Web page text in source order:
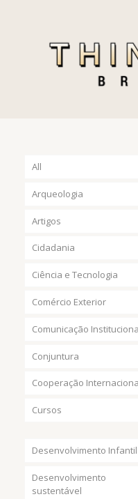
All
Arqueologia
Artigos
Cidadania
Ciência e Tecnologia
Comércio Exterior
Comunicação
Conjuntura
Cooperação
Cursos
Desenvolvimento Infantil
Desenvolvimento
sustentável